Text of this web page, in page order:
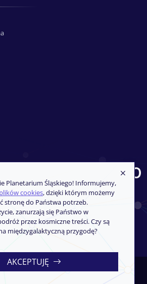
SoftCOM- System sprzedaży i rezerwacji
Planetarium Śląskiego! Informujemy,
plików cookies, dzięki którym możemy
stronę do Państwa potrzeb.
zanurzają się Państwo w
przez kosmiczne treści. Czy są
międzygalaktyczną przygodę?
AKCEPTUJĘ